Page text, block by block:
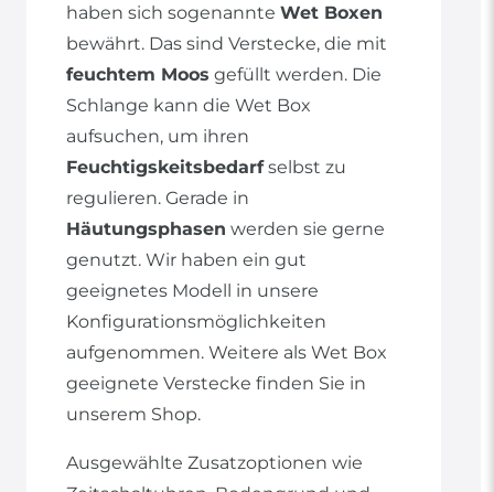
haben sich sogenannte Wet Boxen
bewährt. Das sind Verstecke, die mit
feuchtem Moos gefüllt werden. Die
Schlange kann die Wet Box
aufsuchen, um ihren
Feuchtigskeitsbedarfselbst zu
regulieren. Gerade in
Häutungsphasen werden sie gerne
genutzt. Wir haben ein gut
geeignetes Modell in unsere
Konfigurationsmöglichkeiten
aufgenommen. Weitere als Wet Box
geeignete Verstecke finden Sie in
unserem Shop.
Ausgewählte Zusatzoptionen wie